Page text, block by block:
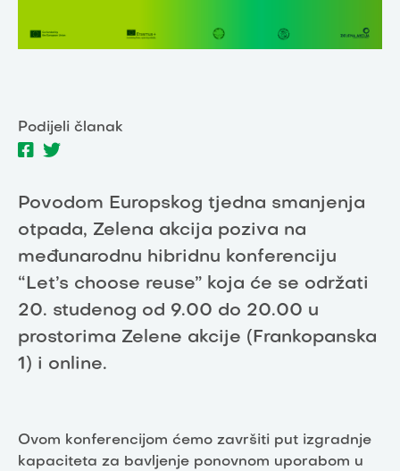
Podijeli članak
Povodom Europskog tjedna smanjenja
otpada, Zelena akcija poziva na
međunarodnu hibridnu konferenciju
“Let’s choose reuse” koja će se održati
20. studenog od 9.00 do 20.00 u
prostorima Zelene akcije (Frankopanska
1) i online.
Ovom konferencijom ćemo završiti put izgradnje
kapaciteta za bavljenje ponovnom uporabom u